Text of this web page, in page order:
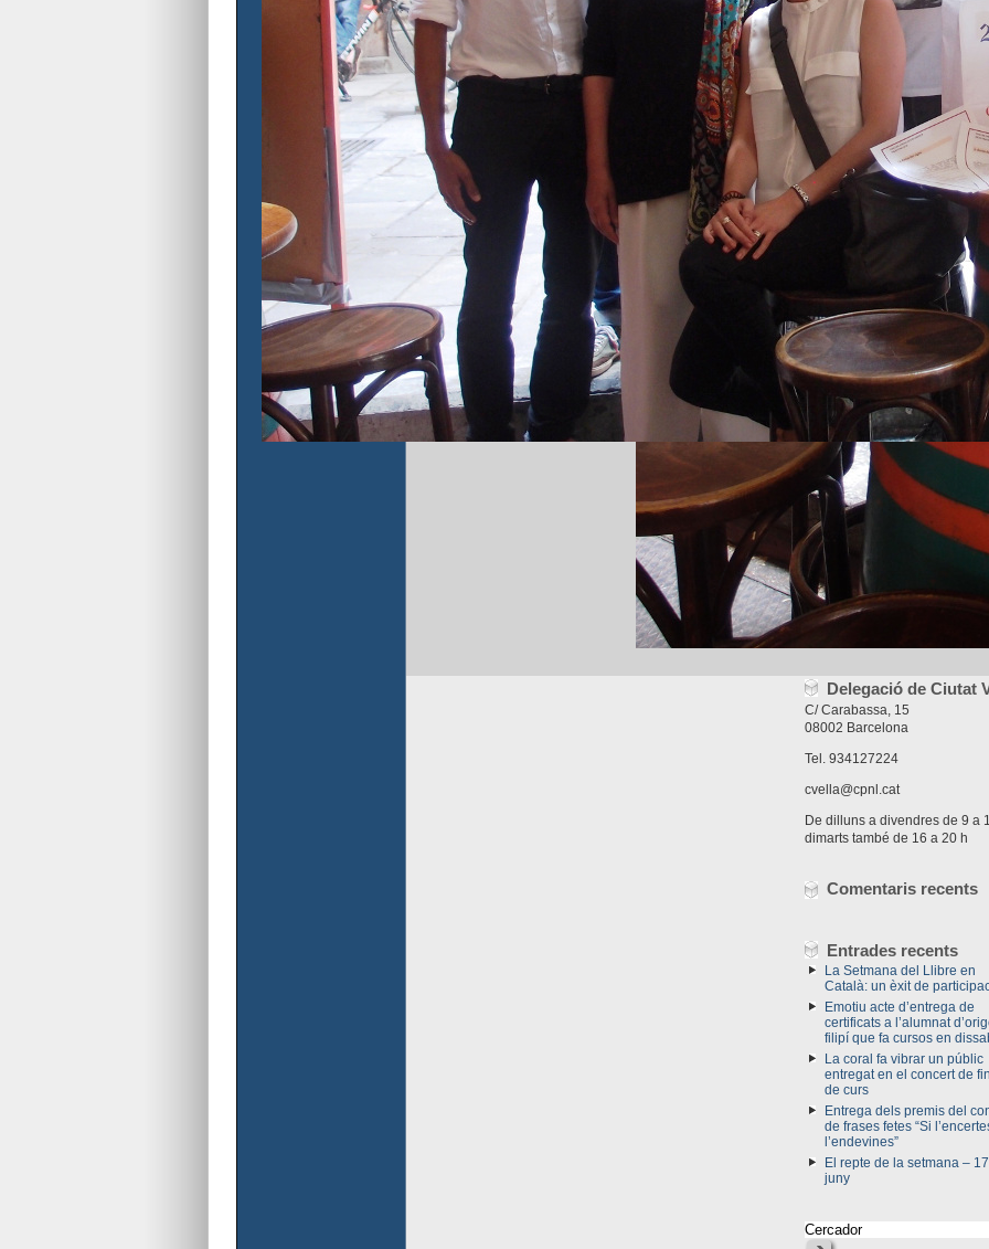
Delegació de Ciutat
C/ Carabassa, 15
08002 Barcelona
Tel. 934127224
cvella@cpnl.cat
De dilluns a divendres de 9 a
dimarts també de 16 a 20 h
Comentaris recents
Entrades recents
La Setmana del Llibre en
Català: un èxit de
Emotiu acte d’entrega de
certificats a l’alumnat
filipí que fa cursos en
La coral fa vibrar un públic
entregat en el concert de
de curs
Entrega dels premis del
de frases fetes “Si
l’endevines”
El repte de la setmana –
juny